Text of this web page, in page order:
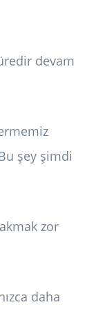
devam
şey şimdi
zor
daha